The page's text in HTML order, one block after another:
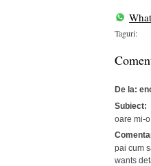
Taguri:
De la:
Subiect:
oare mi-
pai cum
wants